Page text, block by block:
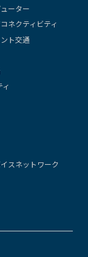
ーター
ネクティビティ
ト交通
スネットワーク